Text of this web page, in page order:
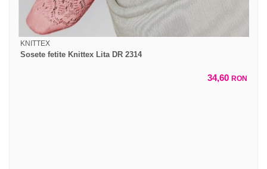
KNITTEX
Sosete fetite Knittex Lita DR 2314
34,60 RON